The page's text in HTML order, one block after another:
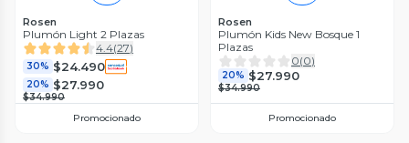
Rosen
Plumón Light 2 Plazas
4.4(27)
30% $24.490
20% $27.990
$34.990
Promocionado
Rosen
Plumón Kids New Bosque 1
Plazas
0(0)
20% $27.990
$34.990
Promocionado